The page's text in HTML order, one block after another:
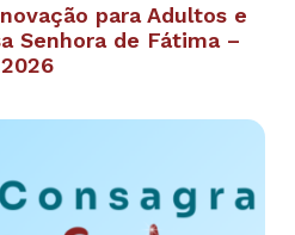
para Adultos e
Senhora de Fátima –
2026